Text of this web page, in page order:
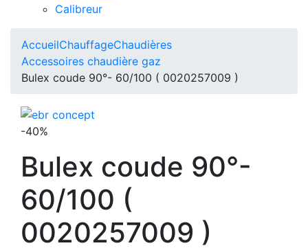
Calibreur
AccueilChauffageChaudières
Accessoires chaudière gaz
Bulex coude 90°- 60/100 ( 0020257009 )
-40%
Bulex coude 90°-
60/100 (
0020257009 )